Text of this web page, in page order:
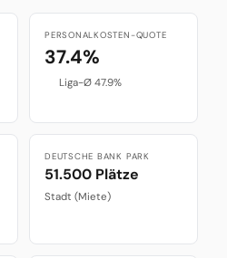
PERSONALKOSTEN-QUOTE
37.4%
Liga-Ø 47.9%
DEUTSCHE BANK PARK
51.500 Plätze
Stadt (Miete)